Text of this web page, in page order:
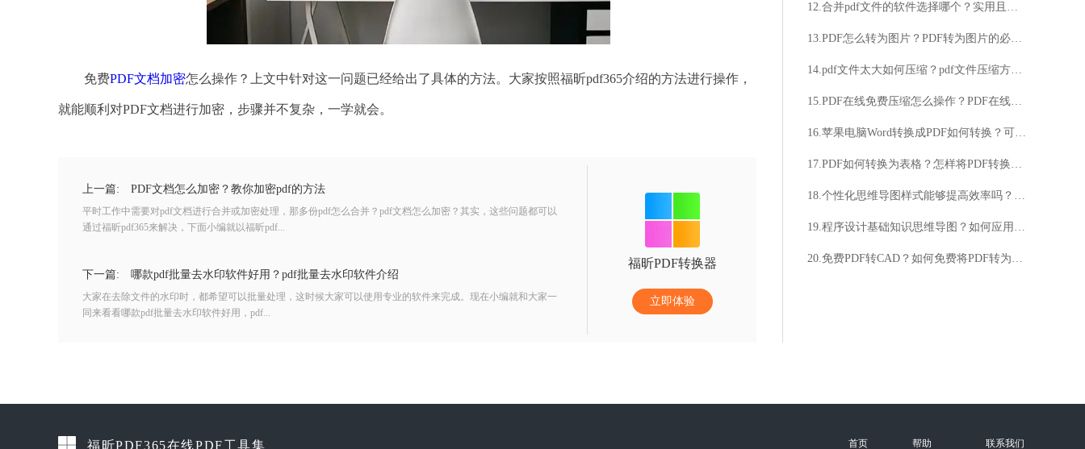
免费PDF文档加密怎么操作？上文中针对这一问题已经给出了具体的方法。大家按照福昕pdf365介绍的方法进行操作，
就能顺利对PDF文档进行加密，步骤并不复杂，一学就会。
上一篇: PDF文档怎么加密？教你加密pdf的方法
平时工作中需要对pdf文档进行合并或加密处理，那多份pdf怎么合并？pdf文档怎么加密？其实，这些问题都可以
通过福昕pdf365来解决，下面小编就以福昕pdf...
下一篇: 哪款pdf批量去水印软件好用？pdf批量去水印软件介绍
大家在去除文件的水印时，都希望可以批量处理，这时候大家可以使用专业的软件来完成。现在小编就和大家一
同来看看哪款pdf批量去水印软件好用，pdf...
福昕PDF转换器
立即体验
12.合并pdf文件的软件选择哪个？实用且操作简单的软件介绍
13.PDF怎么转为图片？PDF转为图片的必要性
14.pdf文件太大如何压缩？pdf文件压缩方法分享
15.PDF在线免费压缩怎么操作？PDF在线压缩其实可以这样做
16.苹果电脑Word转换成PDF如何转换？可以这么做
17.PDF如何转换为表格？怎样将PDF转换为表格？
18.个性化思维导图样式能够提高效率吗？个性化思维导图样式如何实现个人定制？
19.程序设计基础知识思维导图？如何应用程序设计基础知识思维导图？
20.免费PDF转CAD？如何免费将PDF转为CAD？
福昕PDF365在线PDF工具集 首页 帮助 联系我们